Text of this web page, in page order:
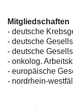
Mitgliedschaften
- deutsche
- deutsche
- deutsche
- onkolog.
- europäische
- nordrhein-